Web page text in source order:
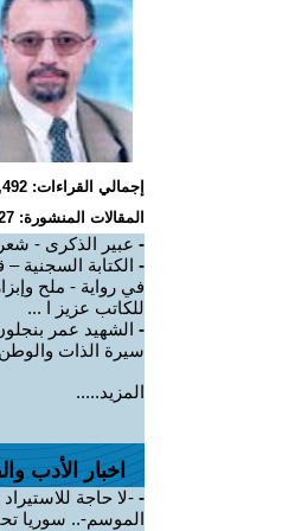
إجمالي القراءات: 226,492
المقالات المنشورة: 27
- عبير الذكرى - شعر
- الكتابة السجنية –
في رواية - ملح
للكاتب عزيز ا ...
- الشهيد عمر
سيرة الذات والوطن
المزيد.....
اخبار الأدب
- -لا حاجة للاستيراد
الموسم-.. سوريا